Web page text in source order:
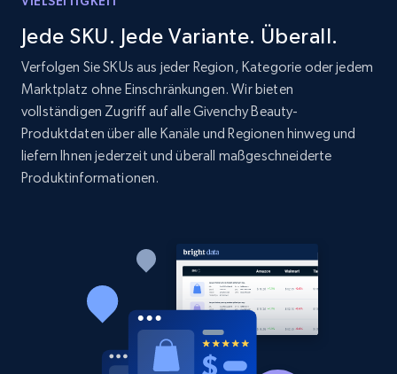
1.9K+ 322+ Jetzt anfangen
Etsy - Collect data on products using
specified keywords
URL, Product id, Listing inventory id, Title, Rating,
Reviews count shop, Reviews count item, Initial
322+
Etsy - Collects data from shop's URL
URL, Product id, Listing inventory id, Title, Rating,
Jede SKU. Jede Variante. Überall.
Verfolgen Sie SKUs aus jeder Region, Kategorie oder jedem
Marktplatz ohne Einschränkungen. Wir bieten
vollständigen Zugriff auf alle Givenchy Beauty-
Produktdaten über alle Kanäle und Regionen hinweg und
liefern Ihnen jederzeit und überall maßgeschneiderte
Produktinformationen.